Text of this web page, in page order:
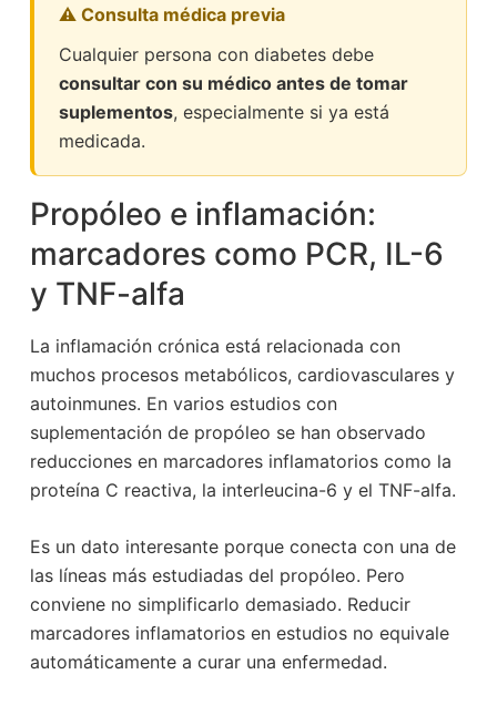
⚠️ Consulta médica previa
Cualquier persona con diabetes debe
consultar con su médico antes de tomar
suplementos, especialmente si ya está
medicada.
Propóleo e inflamación:
marcadores como PCR, IL-6
y TNF-alfa
La inflamación crónica está relacionada con
muchos procesos metabólicos, cardiovasculares y
autoinmunes. En varios estudios con
suplementación de propóleo se han observado
reducciones en marcadores inflamatorios como la
proteína C reactiva, la interleucina-6 y el TNF-alfa.
Es un dato interesante porque conecta con una de
las líneas más estudiadas del propóleo. Pero
conviene no simplificarlo demasiado. Reducir
marcadores inflamatorios en estudios no equivale
automáticamente a curar una enfermedad.